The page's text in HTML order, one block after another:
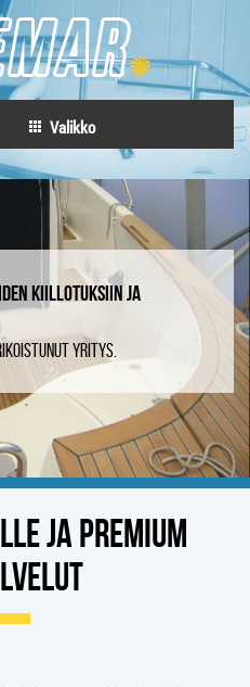
Valikko
KIILLOTUKSIIN JA
YRITYS.
JA PREMIUM